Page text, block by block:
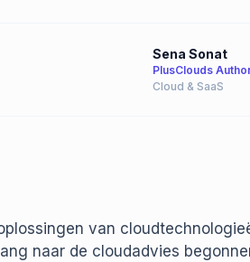
Sena Sonat
PlusClouds
Cloud & SaaS
van
naar de cloudadvies